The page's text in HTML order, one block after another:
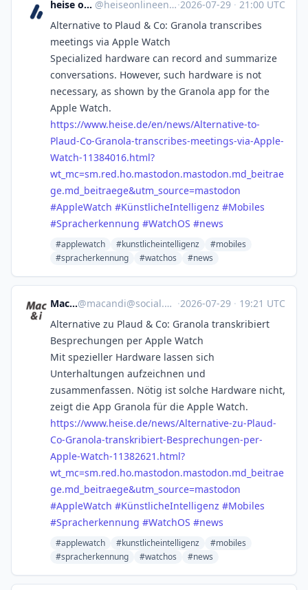
heise online English @heiseonlineenglish@social.heise.de ·2026-07-29 · 21:00 UTC
Alternative to Plaud & Co: Granola transcribes
meetings via Apple Watch
Specialized hardware can record and summarize
conversations. However, such hardware is not
necessary, as shown by the Granola app for the
Apple Watch.
https://www.heise.de/en/news/Alternative-to-
Plaud-Co-Granola-transcribes-meetings-via-Apple-
Watch-11384016.html?
wt_mc=sm.red.ho.mastodon.mastodon.md_beitrae
ge.md_beitraege&utm_source=mastodon
#AppleWatch #KünstlicheIntelligenz #Mobiles
#Spracherkennung #WatchOS #news
#applewatch #kunstlicheintelligenz
#mobiles
#spracherkennung
#watchos #news
Mac & i@macandi@social.heise.de ·2026-07-29 · 19:21 UTC
Alternative zu Plaud & Co: Granola transkribiert
Besprechungen per Apple Watch
Mit spezieller Hardware lassen sich
Unterhaltungen aufzeichnen und
zusammenfassen. Nötig ist solche Hardware nicht,
zeigt die App Granola für die Apple Watch.
https://www.heise.de/news/Alternative-zu-Plaud-
Co-Granola-transkribiert-Besprechungen-per-
Apple-Watch-11382621.html?
wt_mc=sm.red.ho.mastodon.mastodon.md_beitrae
ge.md_beitraege&utm_source=mastodon
#AppleWatch #KünstlicheIntelligenz #Mobiles
#Spracherkennung #WatchOS #news
#applewatch #kunstlicheintelligenz
#mobiles
#spracherkennung
#watchos #news